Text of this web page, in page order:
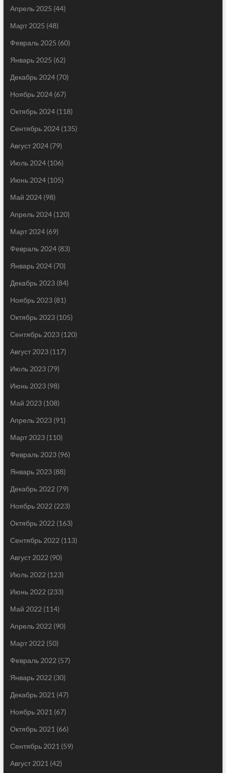
Апрель 2025 (44)
Март 2025 (48)
Февраль 2025 (60)
Январь 2025 (62)
Декабрь 2024(70)
Ноябрь 2024(67)
Октябрь 2024(118)
Сентябрь 2024(135)
Август 2024(79)
Июль 2024(106)
Июнь 2024(105)
Май 2024(98)
Апрель 2024(120)
Март 2024(69)
Февраль 2024(83)
Январь 2024(70)
Декабрь 2023(84)
Ноябрь 2023(81)
Октябрь 2023(105)
Сентябрь 2023(120)
Август 2023(117)
Июль 2023(79)
Июнь 2023(98)
Май 2023(108)
Апрель 2023(91)
Март 2023(110)
Февраль 2023(96)
Январь 2023(88)
Декабрь 2022 (79)
Ноябрь 2022 (223)
Октябрь 2022 (163)
Сентябрь 2022 (113)
Август 2022 (90)
Июль 2022 (123)
Июнь 2022 (233)
Май 2022 (114)
Апрель 2022 (90)
Март 2022 (50)
Февраль 2022 (57)
Январь 2022 (30)
Декабрь 2021 (47)
Ноябрь 2021 (67)
Октябрь 2021 (66)
Сентябрь 2021 (59)
Август 2021 (42)